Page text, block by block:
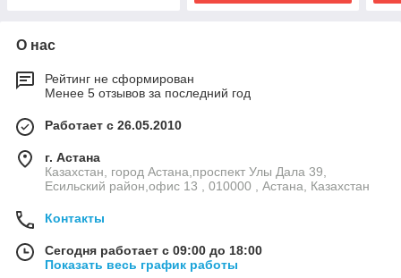
О нас
Рейтинг не сформирован
Менее 5 отзывов за последний год
Работает с 26.05.2010
г. Астана
Казахстан, город Астана,проспект Улы Дала 39,
Есильский район,офис 13 , 010000 , Астана, Казахстан
Контакты
Сегодня работает с 09:00 до 18:00
Показать весь график работы